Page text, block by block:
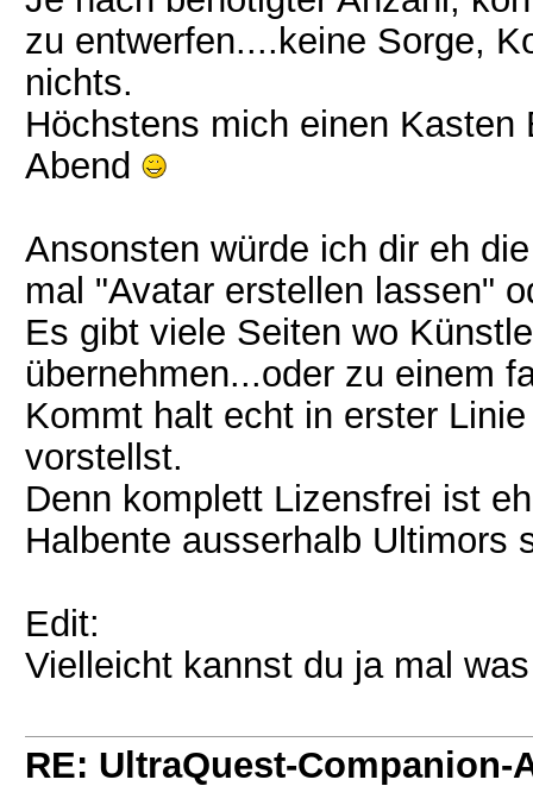
zu entwerfen....keine Sorge,
nichts.
Höchstens mich einen
Abend
Ansonsten würde ich dir eh
mal "Avatar erstellen lassen"
Es gibt viele Seiten wo
übernehmen...oder zu einem
Kommt halt echt in erster
vorstellst.
Denn komplett Lizensfrei ist
Halbente ausserhalb Ultimors
Edit:
Vielleicht kannst du ja mal
RE: UltraQuest-Companion-